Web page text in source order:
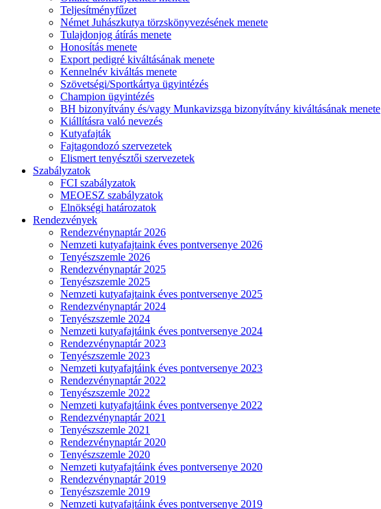
Teljesítményfűzet
Német Juhászkutya törzskönyvezésének menete
Tulajdonjog átírás menete
Honosítás menete
Export pedigré kiváltásának menete
Kennelnév kiváltás menete
Szövetségi/Sportkártya ügyintézés
Champion ügyintézés
BH bizonyítvány és/vagy Munkavizsga bizonyítvány kiváltásának menete
Kiállításra való nevezés
Kutyafajták
Fajtagondozó szervezetek
Elismert tenyésztői szervezetek
Szabályzatok
FCI szabályzatok
MEOESZ szabályzatok
Elnökségi határozatok
Rendezvények
Rendezvénynaptár 2026
Nemzeti kutyafajtaink éves pontversenye 2026
Tenyészszemle 2026
Rendezvénynaptár 2025
Tenyészszemle 2025
Nemzeti kutyafajtaink éves pontversenye 2025
Rendezvénynaptár 2024
Tenyészszemle 2024
Nemzeti kutyafajtáink éves pontversenye 2024
Rendezvénynaptár 2023
Tenyészszemle 2023
Nemzeti kutyafajtáink éves pontversenye 2023
Rendezvénynaptár 2022
Tenyészszemle 2022
Nemzeti kutyafajtáink éves pontversenye 2022
Rendezvénynaptár 2021
Tenyészszemle 2021
Rendezvénynaptár 2020
Tenyészszemle 2020
Nemzeti kutyafajtáink éves pontversenye 2020
Rendezvénynaptár 2019
Tenyészszemle 2019
Nemzeti kutyafajtáink éves pontversenye 2019